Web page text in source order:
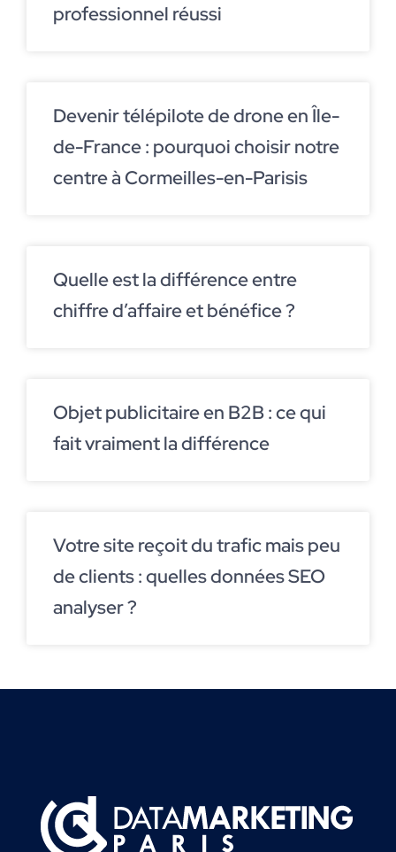
professionnel réussi
Devenir télépilote de drone en Île-
de-France : pourquoi choisir notre
centre à Cormeilles-en-Parisis
Quelle est la différence entre
chiffre d’affaire et bénéfice ?
Objet publicitaire en B2B : ce qui
fait vraiment la différence
Votre site reçoit du trafic mais peu
de clients : quelles données SEO
analyser ?